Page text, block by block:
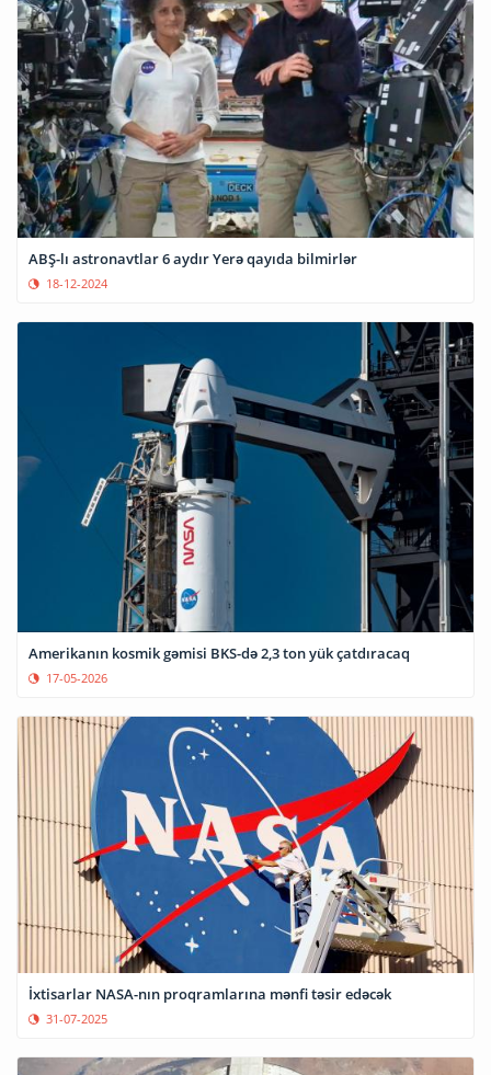
ABŞ-lı astronavtlar 6 aydır Yerə qayıda bilmirlər
18-12-2024
Amerikanın kosmik gəmisi BKS-də 2,3 ton yük çatdıracaq
17-05-2026
İxtisarlar NASA-nın proqramlarına mənfi təsir edəcək
31-07-2025